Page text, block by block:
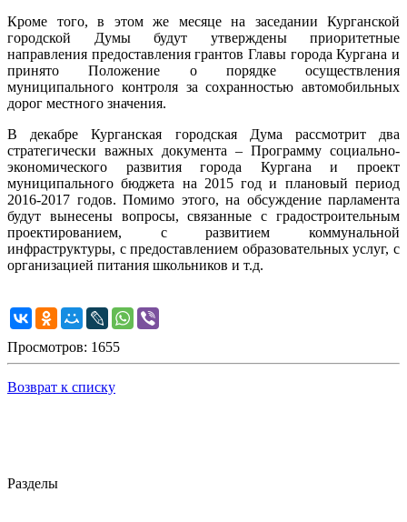
Кроме того, в этом же месяце на заседании Курганской
городской Думы будут утверждены приоритетные
направления предоставления грантов Главы города Кургана и
принято Положение о порядке осуществления
муниципального контроля за сохранностью автомобильных
дорог местного значения.
В декабре Курганская городская Дума рассмотрит два
стратегически важных документа – Программу социально-
экономического развития города Кургана и проект
муниципального бюджета на 2015 год и плановый период
2016-2017 годов. Помимо этого, на обсуждение парламента
будут вынесены вопросы, связанные с градостроительным
проектированием, с развитием коммунальной
инфраструктуры, с предоставлением образовательных услуг, с
организацией питания школьников и т.д.
Просмотров: 1655
Возврат к списку
Разделы